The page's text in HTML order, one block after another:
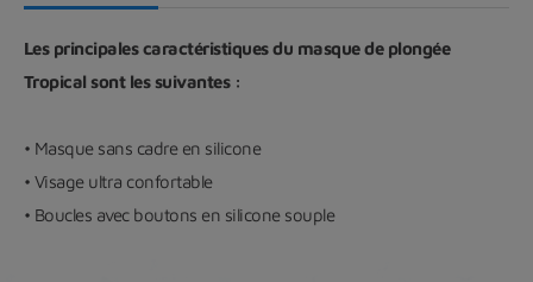
Les principales caractéristiques du masque de plongée
Tropical sont les suivantes :
• Masque sans cadre en silicone
• Visage ultra confortable
• Boucles avec boutons en silicone souple